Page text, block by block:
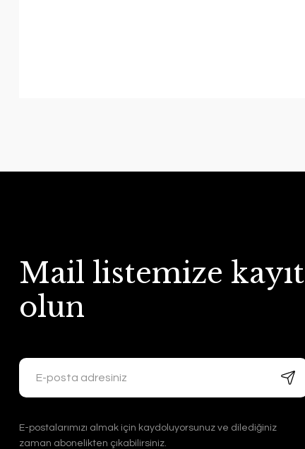
Mail listemize kayıt
olun
E-postalarımızı almak için kaydoluyorsunuz ve dilediğiniz
zaman abonelikten çıkabilirsiniz.